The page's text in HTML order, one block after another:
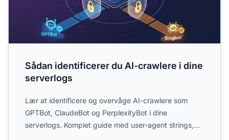
Sådan identificerer du AI-crawlere i dine
serverlogs
Lær at identificere og overvåge AI-crawlere som
GPTBot, ClaudeBot og PerplexityBot i dine
serverlogs. Komplet guide med user-agent strings,